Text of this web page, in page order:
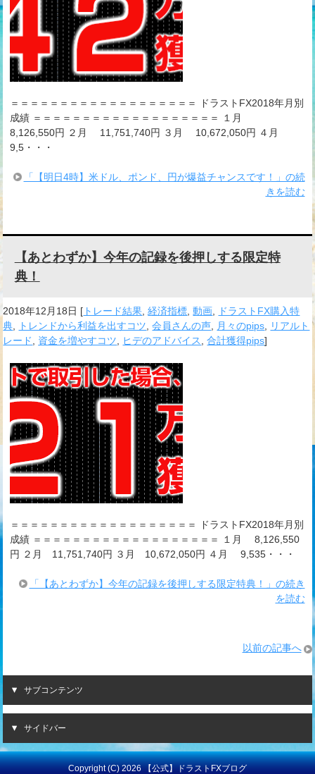
＝＝＝＝＝＝＝＝＝＝＝＝＝＝＝＝＝＝＝ ドラストFX2018年月別
成績 ＝＝＝＝＝＝＝＝＝＝＝＝＝＝＝＝＝＝＝ １月
8,126,550円 ２月 11,751,740円 ３月 10,672,050円 ４月
9,5・・・
「【明日4時】米ドル、ポンド、円が爆益チャンスです！」の続
きを読む
【あとわずか】今年の記録を後押しする限定特
典！
2018年12月18日 [ トレード結果 ,経済指標 ,動画
ドラストFX購入特
典
トレンドから利益を出すコツ ,会員さんの声 月々のpips
リアルト
レード
資金を増やすコツ ヒデのアドバイス ,合計獲得pips]
＝＝＝＝＝＝＝＝＝＝＝＝＝＝＝＝＝＝＝ ドラストFX2018年月別
成績 ＝＝＝＝＝＝＝＝＝＝＝＝＝＝＝＝＝＝＝ １月 8,126,550
円 ２月 11,751,740円 ３月 10,672,050円 ４月 9,535・・・
「【あとわずか】今年の記録を後押しする限定特典！」の続き
を読む
以前の記事へ
サブコンテンツ
サイドバー
Copyright (C) 2026 【公式】ドラストFXブログ